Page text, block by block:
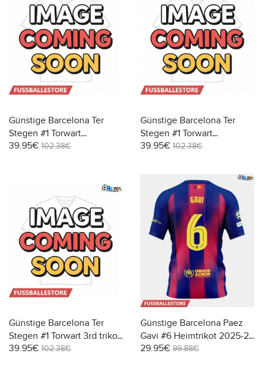
Günstige Barcelona Ter
Stegen #1 Torwart
Heimtrikot 2025-26
39.95€ 102.38€
Günstige Barcelona Ter
Stegen #1 Torwart
Auswärtstrikot 2025-26
39.95€ 102.38€
Günstige Barcelona Ter
Stegen #1 Torwart 3rd trikot
2025-26 Langarm
39.95€ 102.38€
Günstige Barcelona Paez
Gavi #6 Heimtrikot 2025-26
Kurzarm
29.95€ 99.88€